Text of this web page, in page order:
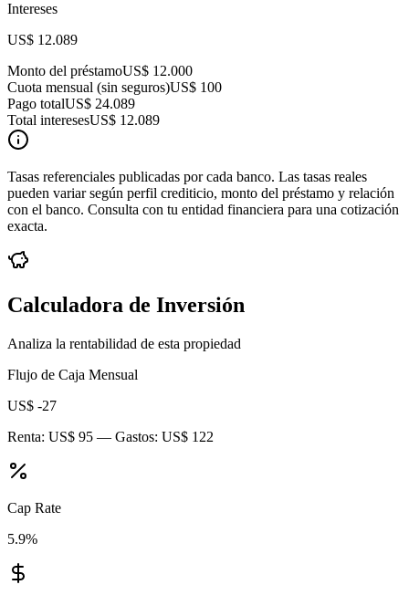
Intereses
US$ 12.089
Monto del préstamoUS$ 12.000
Cuota mensual (sin seguros)US$ 100
Pago totalUS$ 24.089
Total interesesUS$ 12.089
Tasas referenciales publicadas por cada banco. Las tasas reales
pueden variar según perfil crediticio, monto del préstamo y relación
con el banco. Consulta con tu entidad financiera para una cotización
exacta.
Calculadora de Inversión
Analiza la rentabilidad de esta propiedad
Flujo de Caja Mensual
US$ -27
Renta: US$ 95 — Gastos: US$ 122
Cap Rate
5.9%